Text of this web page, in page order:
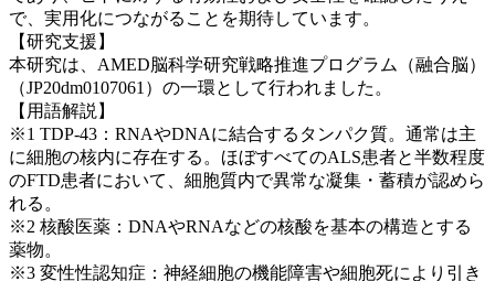
で、実用化につながることを期待しています。
【研究支援】
本研究は、AMED脳科学研究戦略推進プログラム（融合脳）
（JP20dm0107061）の一環として行われました。
【用語解説】
※1 TDP-43：RNAやDNAに結合するタンパク質。通常は主
に細胞の核内に存在する。ほぼすべてのALS患者と半数程度
のFTD患者において、細胞質内で異常な凝集・蓄積が認めら
れる。
※2 核酸医薬：DNAやRNAなどの核酸を基本の構造とする
薬物。
※3 変性性認知症：神経細胞の機能障害や細胞死により引き